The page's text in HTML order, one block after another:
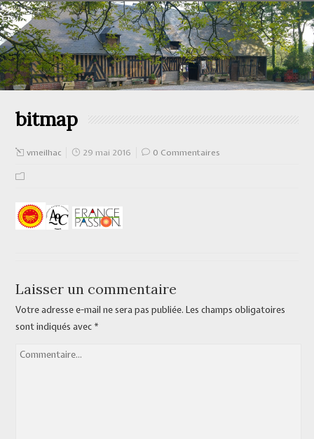
bitmap
vmeilhac 29 mai 2016 0 Commentaires
Laisser un commentaire
Votre adresse e-mail ne sera pas publiée. Les champs obligatoires
sont indiqués avec *